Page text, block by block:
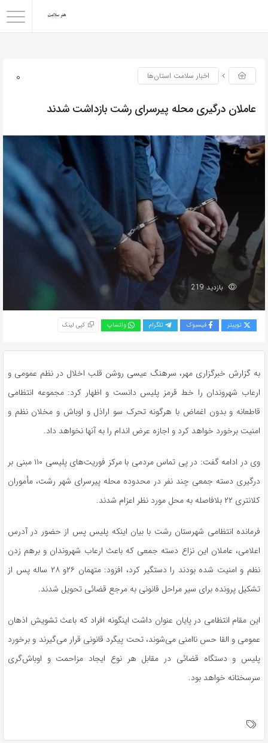
0 اخبار سلامت استان‌ها
عاملان درگیری محله پیرسرای رشت بازداشت شدند
بازدید 219
توییتر فیسبوک تلگرام واتساپ کپی لینک
به گزارش خبرگزاری مهر، سرهنگ عیسی روشن قلب اخلال در نظم عمومی و
ارعاب شهروندان را خط قرمز پلیس دانست و اظهار کرد: مجموعه انتظامی
قاطعانه و بدون اغماض با هرگونه تحرک سو اراذل و اوباش و مخلان نظم و
امنیت برخورد خواهد کرد و اجازه عرض اندام را به آنها نخواهد داد.
وی در ادامه گفت: در پی تماس مردمی با مرکز فوریت‌های پلیسی ۱۱۰ مبنی بر
درگیری دسته جمعی چند نفر در محدوده محله پیرسرای شهر رشت، مأموران
کلانتری ۲۲ بلافاصله به محل مورد نظر اعزام شدند.
فرمانده انتظامی شهرستان رشت با بیان اینکه پلیس پس از حضور در آدرس
اعلامی، عاملان این نزاع دسته جمعی که باعث ارعاب شهروندان و برهم زدن
نظم و امنیت شده بودند را دستگیر کرد، افزود: متهمان ۲۶و ۲۸ ساله پس از
تشکیل پرونده برای سیر مراحل قانونی به مرجع قضائی تحویل شدند.
این مقام انتظامی در پایان عنوان داشت اینگونه افراد که باعث تشویش اذهان
عمومی و القا حس ناامنی می‌شوند، تحت پیگرد قانونی قرار می‌گیرند و برخورد
پلیس و دستگاه قضائی در مقابل هر نوع ایجاد مزاحمت و اوباش‌گری
سرسختانه خواهد بود.